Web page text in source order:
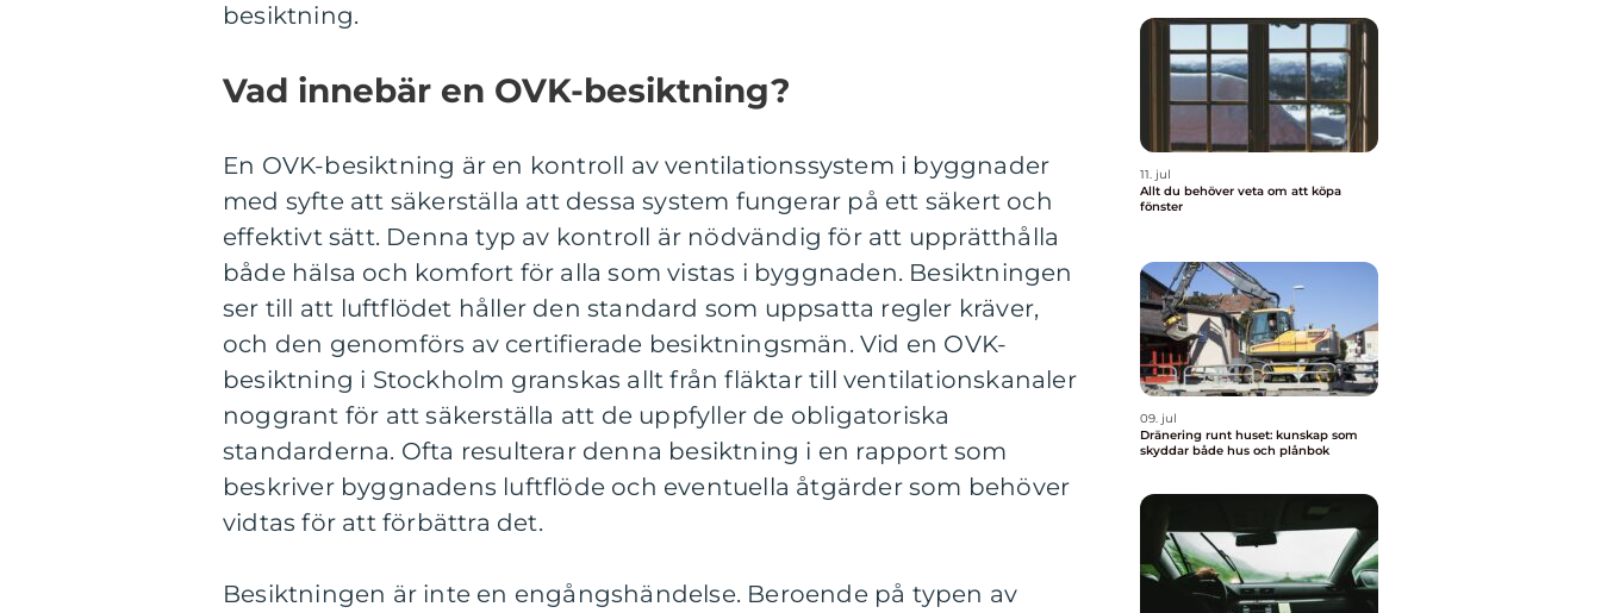
besiktning.
Vad innebär en OVK-besiktning?
En OVK-besiktning är en kontroll av ventilationssystem i byggnader
med syfte att säkerställa att dessa system fungerar på ett säkert och
effektivt sätt. Denna typ av kontroll är nödvändig för att upprätthålla
både hälsa och komfort för alla som vistas i byggnaden. Besiktningen
ser till att luftflödet håller den standard som uppsatta regler kräver,
och den genomförs av certifierade besiktningsmän. Vid en OVK-
besiktning i Stockholm granskas allt från fläktar till ventilationskanaler
noggrant för att säkerställa att de uppfyller de obligatoriska
standarderna. Ofta resulterar denna besiktning i en rapport som
beskriver byggnadens luftflöde och eventuella åtgärder som behöver
vidtas för att förbättra det.
Besiktningen är inte en engångshändelse. Beroende på typen av
11. jul
Allt du behöver veta om att köpa
fönster
09. jul
Dränering runt huset: kunskap som
skyddar både hus och plånbok